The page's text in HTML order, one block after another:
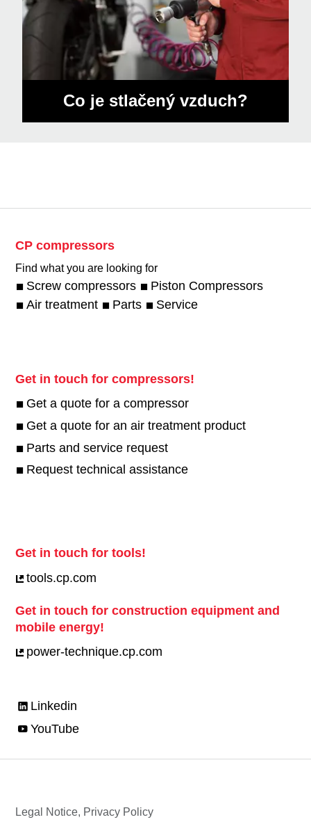
Co je stlačený vzduch?
CP compressors
Find what you are looking for
Screw compressors
Piston Compressors
Air treatment
Parts Service
Get in touch for compressors!
Get a quote for a compressor
Get a quote for an air treatment product
Parts and service request
Request technical assistance
Get in touch for tools!
tools.cp.com
Get in touch for construction equipment and
mobile energy!
power-technique.cp.com
Linkedin
YouTube
Legal Notice, Privacy Policy